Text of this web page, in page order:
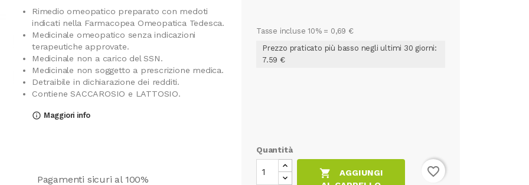
Rimedio omeopatico preparato con medoti
indicati nella Farmacopea Omeopatica Tedesca.
Medicinale omeopatico senza indicazioni
terapeutiche approvate.
Medicinale non a carico del SSN.
Medicinale non soggetto a prescrizione medica.
Detraibile in dichiarazione dei redditi.
Contiene SACCAROSIO e LATTOSIO.
info_outline Maggiori info
Pagamenti sicuri al 100%
Tasse incluse 10% = 0,69 €
Prezzo praticato più basso negli ultimi 30 giorni:
7.59 €
Quantità

AGGIUNGI
favorite_border